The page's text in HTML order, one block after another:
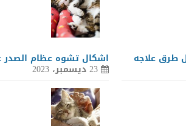
طرق علاجه اشكال تشوه عظام الصدر
23 ديسمبر، 2023